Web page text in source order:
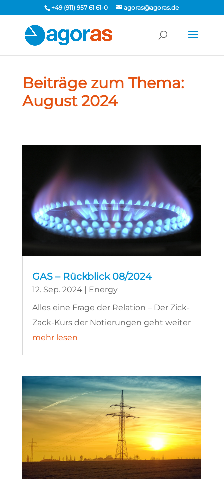
+49 (911) 957 61 61-0 agoras@agoras.de
Beiträge zum Thema:
August 2024
GAS – Rückblick 08/2024
12. Sep. 2024| Energy
Alles eine Frage der Relation – Der Zick-
Zack-Kurs der Notierungen geht weiter
mehr lesen